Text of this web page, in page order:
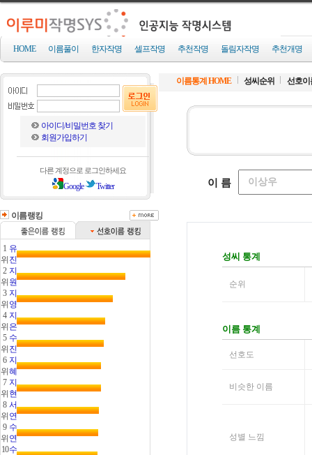
HOME 이름풀이 한자작명 셀프작명 추천작명 돌림자작명 추천개명
아이디/비밀번호 찾기
회원가입하기
다른 계정으로 로그인하세요
Google Twitter
이름랭킹
1
위
유
진
2
위
지
원
3
위
지
영
4
위
지
은
5
위
수
진
6
위
지
혜
7
위
지
현
8
위
서
연
9
위
수
연
10수
이름통계 HOME 성씨순위 선호